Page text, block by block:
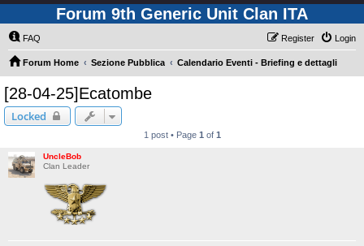
Forum 9th Generic Unit Clan ITA
FAQ Login
Register
Forum Home Sezione Pubblica Calendario Eventi - Briefing e dettagli
[28-04-25]Ecatombe
Locked
1 post • Page 1 of 1
UncleBob
Clan Leader